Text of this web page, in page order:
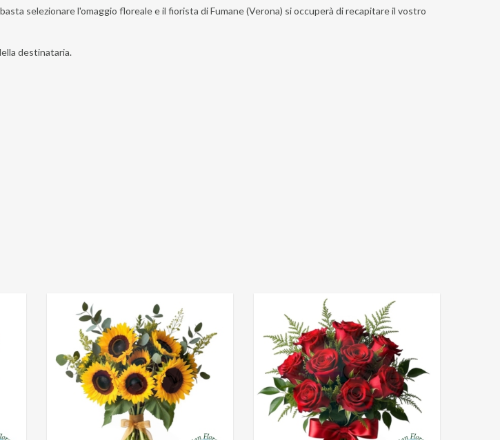
selezionare l'omaggio floreale e il fiorista di Fumane (Verona) si occuperà di recapitare il vostro
destinataria.